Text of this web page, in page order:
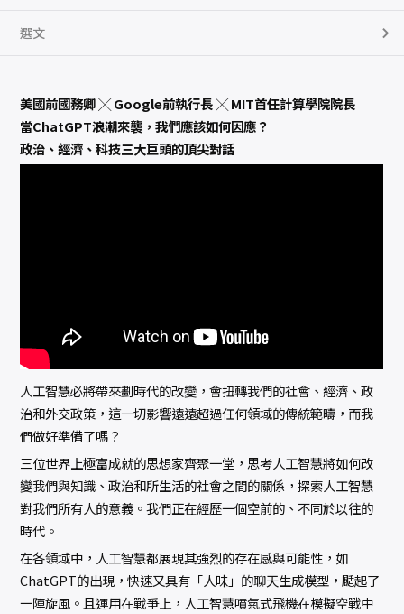
選文
美國前國務卿 ╳ Google前執行長 ╳ MIT首任計算學院院長
當ChatGPT浪潮來襲，我們應該如何因應？
政治、經濟、科技三大巨頭的頂尖對話
人工智慧必將帶來劃時代的改變，會扭轉我們的社會、經濟、政
治和外交政策，這一切影響遠遠超過任何領域的傳統範疇，而我
們做好準備了嗎？
三位世界上極富成就的思想家齊聚一堂，思考人工智慧將如何改
變我們與知識、政治和所生活的社會之間的關係，探索人工智慧
對我們所有人的意義。我們正在經歷一個空前的、不同於以往的
時代。
在各領域中，人工智慧都展現其強烈的存在感與可能性，如
ChatGPT的出現，快速又具有「人味」的聊天生成模型，颳起了
一陣旋風。且運用在戰爭上，人工智慧噴氣式飛機在模擬空戰中